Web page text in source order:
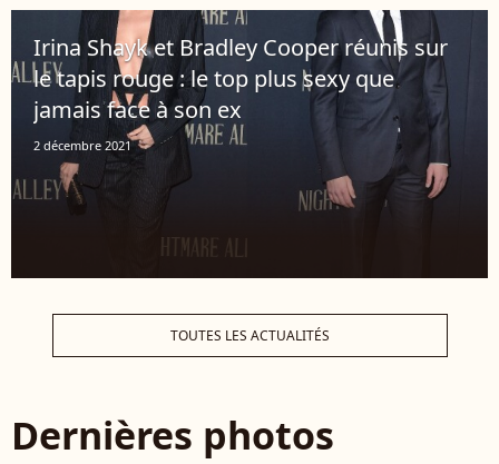
Irina Shayk et Bradley Cooper réunis sur
le tapis rouge : le top plus sexy que
jamais face à son ex
2 décembre 2021
TOUTES LES ACTUALITÉS
Dernières photos